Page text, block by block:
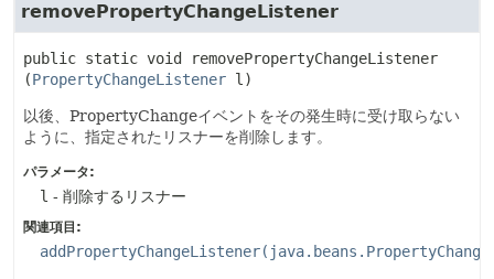
removePropertyChangeListener
public static void
removePropertyChangeListener
(PropertyChangeListener l)
以後、PropertyChangeイベントをその発生時に受け取らない
ように、指定されたリスナーを削除します。
パラメータ:
l - 削除するリスナー
関連項目: